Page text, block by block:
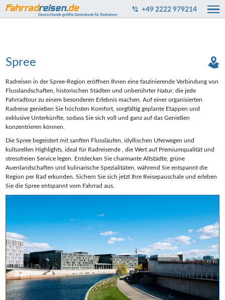
+49 2222 979214
Spree
Radreisen in der Spree-Region eröffnen Ihnen eine faszinierende Verbindung von
Flusslandschaften, historischen Städten und unberührter Natur, die jede
Fahrradtour zu einem besonderen Erlebnis machen. Auf einer organisierten
Radreise genießen Sie höchsten Komfort, sorgfältig geplante Etappen und
exklusive Unterkünfte, sodass Sie sich voll und ganz auf das Genießen
konzentrieren können.
Die Spree begeistert mit sanften Flussläufen, idyllischen Uferwegen und
kulturellen Highlights, ideal für Radreisende , die Wert auf Premiumqualität und
stressfreien Service legen. Entdecken Sie charmante Altstädte, grüne
Auenlandschaften und kulinarische Spezialitäten, während Sie entspannt die
Region per Rad erkunden. Sichern Sie sich jetzt Ihre Reisepauschale und erleben
Sie die Spree entspannt vom Fahrrad aus.